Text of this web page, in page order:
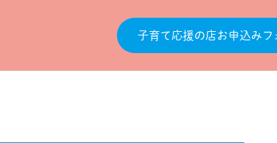
子育て応援の店お申込みフ